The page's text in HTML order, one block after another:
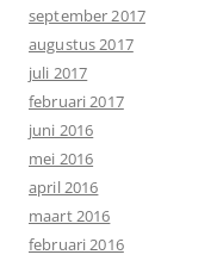
september 2017
augustus 2017
juli 2017
februari 2017
juni 2016
mei 2016
april 2016
maart 2016
februari 2016